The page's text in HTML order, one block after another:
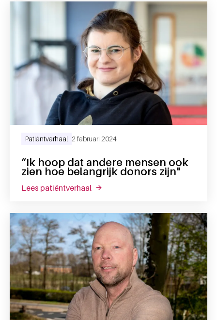
“Ik hoop dat andere mensen ook
zien hoe belangrijk donors zijn"
Patiëntverhaal 2 februari 2024
lees patiëntverhaal over “ik hoop dat andere mensen